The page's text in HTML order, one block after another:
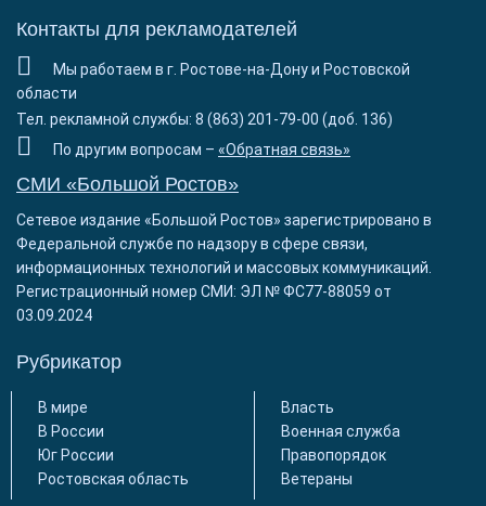
Контакты для рекламодателей
Мы работаем в г. Ростове-на-Дону и Ростовской
области
Тел. рекламной службы: 8 (863) 201-79-00 (доб. 136)
По другим вопросам – «Обратная связь»
СМИ «Большой Ростов»
Сетевое издание «Большой Ростов» зарегистрировано в
Федеральной службе по надзору в сфере связи,
информационных технологий и массовых коммуникаций.
Регистрационный номер СМИ: ЭЛ № ФС77-88059 от
03.09.2024
Рубрикатор
В мире
В России
Юг России
Ростовская область
Власть
Военная служба
Правопорядок
Ветераны